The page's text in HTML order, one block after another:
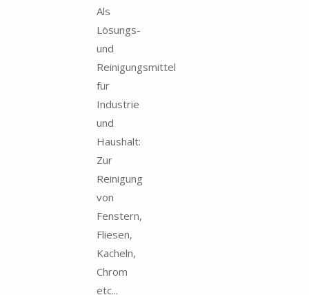
Als
Lösungs-
und
Reinigungsmittel
für
Industrie
und
Haushalt:
Zur
Reinigung
von
Fenstern,
Fliesen,
Kacheln,
Chrom
etc...